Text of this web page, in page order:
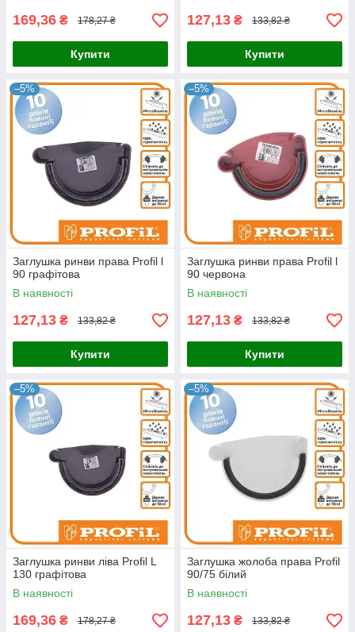
169,36 ₴ 178,27 ₴
Купити
127,13 ₴ 133,82 ₴
Купити
–5%
Заглушка ринви права Profil l
90 графітова
В наявності
127,13 ₴ 133,82 ₴
Купити
–5%
Заглушка ринви права Profil l
90 червона
В наявності
127,13 ₴ 133,82 ₴
Купити
–5%
Заглушка ринви ліва Profil L
130 графітова
В наявності
169,36 ₴ 178,27 ₴
–5%
Заглушка жолоба права Profil
90/75 білий
В наявності
127,13 ₴ 133,82 ₴